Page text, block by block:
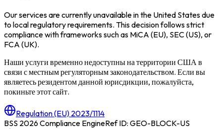
Our services are currently unavailable inthe United Statesdue
to local regulatory requirements. This decision follows strict
compliance with frameworks such as MiCA (EU), SEC (US), or
FCA (UK).
Наши услуги временно недоступны на территории США в
связи с местным регуляторным законодательством. Если вы
являетесь резидентом данной юрисдикции, пожалуйста,
покиньте этот сайт.
Regulation (EU) 2023/1114
BSS 2026 Compliance EngineRef ID: GEO-BLOCK-US